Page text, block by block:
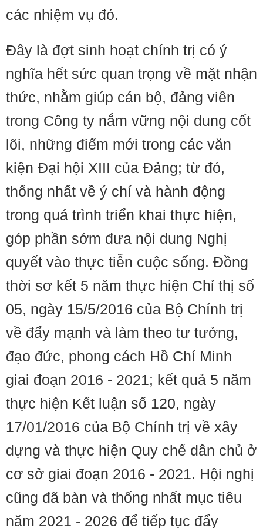
các nhiệm vụ đó.
Đây là đợt sinh hoạt chính trị có ý
nghĩa hết sức quan trọng về mặt nhận
thức, nhằm giúp cán bộ, đảng viên
trong Công ty nắm vững nội dung cốt
lõi, những điểm mới trong các văn
kiện Đại hội XIII của Đảng; từ đó,
thống nhất về ý chí và hành động
trong quá trình triển khai thực hiện,
góp phần sớm đưa nội dung Nghị
quyết vào thực tiễn cuộc sống. Đồng
thời sơ kết 5 năm thực hiện Chỉ thị số
05, ngày 15/5/2016 của Bộ Chính trị
về đẩy mạnh và làm theo tư tưởng,
đạo đức, phong cách Hồ Chí Minh
giai đoạn 2016 - 2021; kết quả 5 năm
thực hiện Kết luận số 120, ngày
17/01/2016 của Bộ Chính trị về xây
dựng và thực hiện Quy chế dân chủ ở
cơ sở giai đoạn 2016 - 2021. Hội nghị
cũng đã bàn và thống nhất mục tiêu
năm 2021 - 2026 để tiếp tục đẩy